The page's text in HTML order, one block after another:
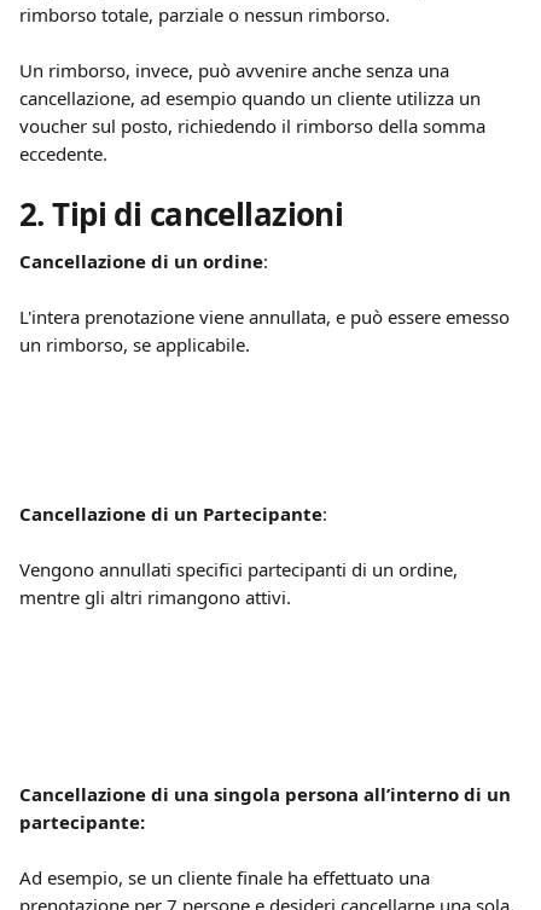
rimborso totale, parziale o nessun rimborso.
Un rimborso, invece, può avvenire anche senza una
cancellazione, ad esempio quando un cliente utilizza un
voucher sul posto, richiedendo il rimborso della somma
eccedente.
2. Tipi di cancellazioni
Cancellazione di un ordine:
L'intera prenotazione viene annullata, e può essere emesso
un rimborso, se applicabile.
Cancellazione di un Partecipante:
Vengono annullati specifici partecipanti di un ordine,
mentre gli altri rimangono attivi.
Cancellazione di una singola persona all’interno di un
partecipante:
Ad esempio, se un cliente finale ha effettuato una
prenotazione per 7 persone e desideri cancellarne una sola,